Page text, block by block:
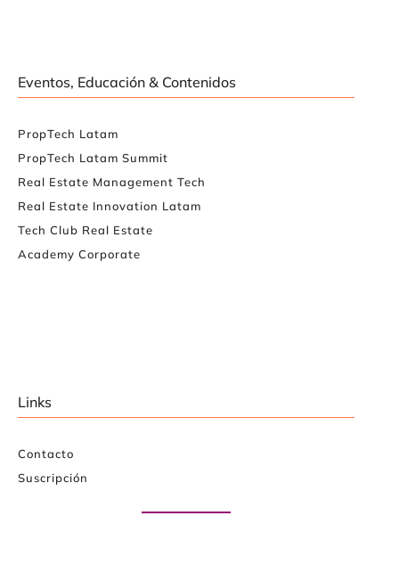
Eventos, Educación & Contenidos
PropTech Latam
PropTech Latam Summit
Real Estate Management Tech
Real Estate Innovation Latam
Tech Club Real Estate
Academy Corporate
Links
Contacto
Suscripción